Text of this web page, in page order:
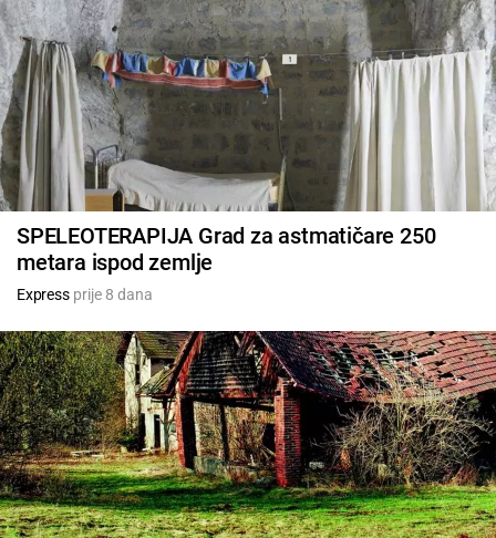
SPELEOTERAPIJA Grad za astmatičare 250
metara ispod zemlje
Expressprije 8 dana